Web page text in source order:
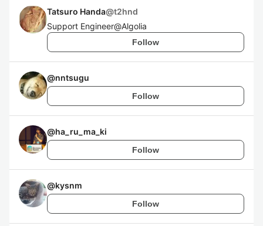
Tatsuro Handa@t2hnd
Support Engineer@Algolia
Follow
@nntsugu
Follow
@ha_ru_ma_ki
Follow
@kysnm
Follow